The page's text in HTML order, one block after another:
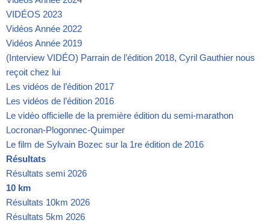
VIDÉOS 2023
Vidéos Année 2022
Vidéos Année 2019
(Interview VIDÉO) Parrain de l’édition 2018, Cyril Gauthier nous
reçoit chez lui
Les vidéos de l’édition 2017
Les vidéos de l’édition 2016
Le vidéo officielle de la première édition du semi-marathon
Locronan-Plogonnec-Quimper
Le film de Sylvain Bozec sur la 1re édition de 2016
Résultats
Résultats semi 2026
10 km
Résultats 10km 2026
Résultats 5km 2026